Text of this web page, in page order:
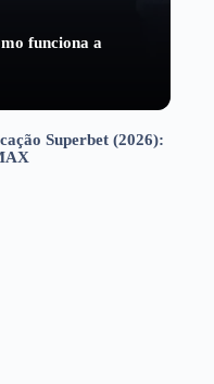
funciona a
Superbet (2026):